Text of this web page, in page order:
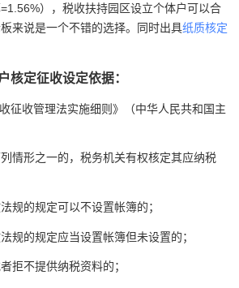
=1.56%），税收扶持园区设立个体户可以合
来说是一个不错的选择。同时出具纸质核定
核定征收设定依据：
征收管理法实施细则》（中华人民共和国主
情形之一的，税务机关有权核定其应纳税
规的规定可以不设置帐簿的；
规的规定应当设置帐簿但未设置的；
拒不提供纳税资料的；